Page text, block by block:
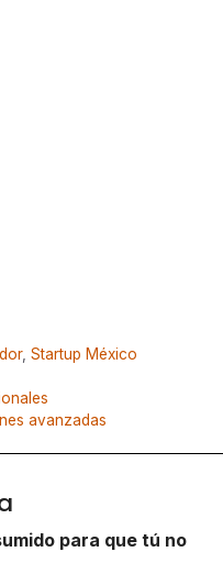
, Startup México
avanzadas
para que tú no